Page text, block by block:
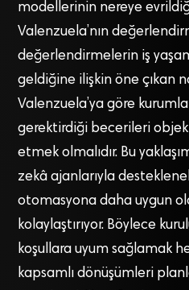
modellerinin nereye
Valenzuela’nın
değerlendirmelerin iş
geldiğine ilişkin öne çıkan
Valenzuela’ya göre
gerektirdiği becerileri
etmek olmalıdır. Bu
zekâ ajanlarıyla
otomasyona daha uygun
kolaylaştırıyor. Böylece
koşullara uyum sağlamak
kapsamlı dönüşümleri